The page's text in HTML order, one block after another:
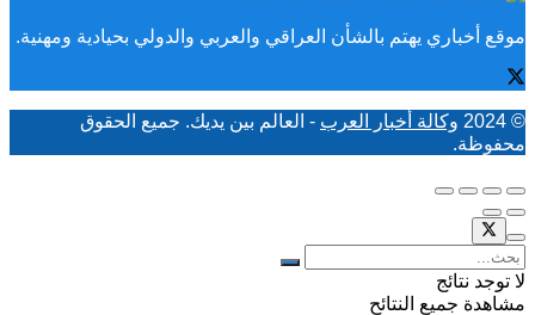
موقع أخباري يهتم بالشأن العراقي والعربي والدولي بحيادية ومهنية.
© 2024 وكالة أخبار العرب - العالم بين يديك. جميع الحقوق
محفوظة.
لا توجد نتائج
مشاهدة جميع النتائح